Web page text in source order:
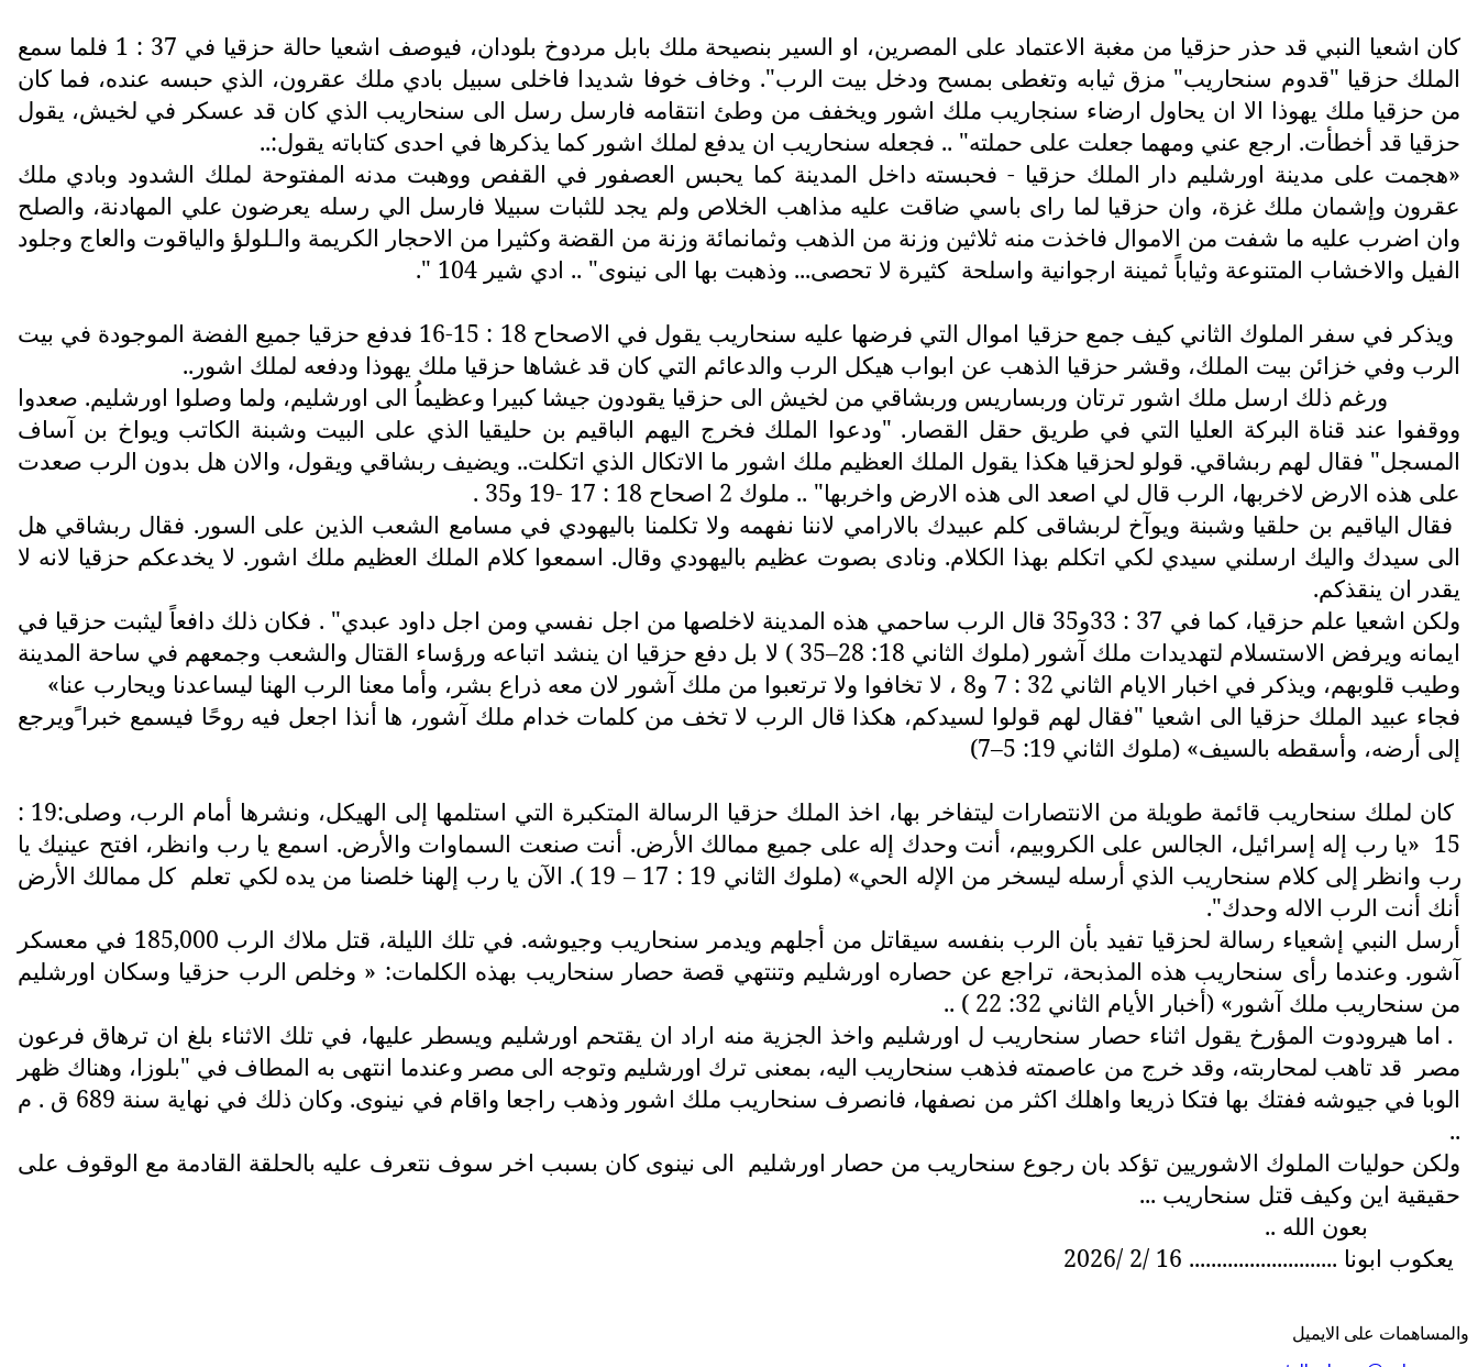
كان اشعيا النبي قد حذر حزقيا من مغبة الاعتماد على المصرين، او السير بنصيحة ملك بابل مردوخ بلودان، فيوصف اشعيا حالة حزقيا في 37 : 1 فلما سمع
الملك حزقيا "قدوم سنحاريب" مزق ثيابه وتغطى بمسح ودخل بيت الرب". وخاف خوفا شديدا فاخلى سبيل بادي ملك عقرون، الذي حبسه عنده، فما كان
من حزقيا ملك يهوذا الا ان يحاول ارضاء سنجاريب ملك اشور ويخفف من وطئ انتقامه فارسل رسل الى سنحاريب الذي كان قد عسكر في لخيش، يقول
حزقيا قد أخطأت. ارجع عني ومهما جعلت على حملته" .. فجعله سنحاريب ان يدفع لملك اشور كما يذكرها في احدى كتاباته يقول:..
«هجمت على مدينة اورشليم دار الملك حزقيا - فحبسته داخل المدينة كما يحبس العصفور في القفص ووهبت مدنه المفتوحة لملك الشدود وبادي ملك
عقرون وإشمان ملك غزة، وان حزقيا لما راى باسي ضاقت عليه مذاهب الخلاص ولم يجد للثبات سبيلا فارسل الي رسله يعرضون علي المهادنة، والصلح
وان اضرب عليه ما شفت من الاموال فاخذت منه ثلاثين وزنة من الذهب وثمانمائة وزنة من القضة وكثيرا من الاحجار الكريمة والـلولؤ والياقوت والعاج وجلود
الفيل والاخشاب المتنوعة وثياباً ثمينة ارجوانية واسلحة كثيرة لا تحصى... وذهبت بها الى نينوى" .. ادي شير 104 ".
ويذكر في سفر الملوك الثاني كيف جمع حزقيا اموال التي فرضها عليه سنحاريب يقول في الاصحاح 18 : 15-16 فدفع حزقيا جميع الفضة الموجودة في بيت
الرب وفي خزائن بيت الملك، وقشر حزقيا الذهب عن ابواب هيكل الرب والدعائم التي كان قد غشاها حزقيا ملك يهوذا ودفعه لملك اشور..
ورغم ذلك ارسل ملك اشور ترتان وربساريس وربشاقي من لخيش الى حزقيا يقودون جيشا كبيرا وعظيماُ الى اورشليم، ولما وصلوا اورشليم. صعدوا
ووقفوا عند قناة البركة العليا التي في طريق حقل القصار. "ودعوا الملك فخرج اليهم الباقيم بن حليقيا الذي على البيت وشبنة الكاتب ويواخ بن آساف
المسجل" فقال لهم ربشاقي. قولو لحزقيا هكذا يقول الملك العظيم ملك اشور ما الاتكال الذي اتكلت.. ويضيف ربشاقي ويقول، والان هل بدون الرب صعدت
على هذه الارض لاخربها، الرب قال لي اصعد الى هذه الارض واخربها" .. ملوك 2 اصحاح 18 : 17 -19 و35 .
فقال الياقيم بن حلقيا وشبنة ويوآخ لربشاقى كلم عبيدك بالارامي لاننا نفهمه ولا تكلمنا باليهودي في مسامع الشعب الذين على السور. فقال ربشاقي هل
الى سيدك واليك ارسلني سيدي لكي اتكلم بهذا الكلام. ونادى بصوت عظيم باليهودي وقال. اسمعوا كلام الملك العظيم ملك اشور. لا يخدعكم حزقيا لانه لا
يقدر ان ينقذكم.
ولكن اشعيا علم حزقيا، كما في 37 : 33و35 قال الرب ساحمي هذه المدينة لاخلصها من اجل نفسي ومن اجل داود عبدي" . فكان ذلك دافعاً ليثبت حزقيا في
ايمانه ويرفض الاستسلام لتهديدات ملك آشور (ملوك الثاني 18: 28–35 ) لا بل دفع حزقيا ان ينشد اتباعه ورؤساء القتال والشعب وجمعهم في ساحة المدينة
وطيب قلوبهم، ويذكر في اخبار الايام الثاني 32 : 7 و8 ، لا تخافوا ولا ترتعبوا من ملك آشور لان معه ذراع بشر، وأما معنا الرب الهنا ليساعدنا ويحارب عنا»
فجاء عبيد الملك حزقيا الى اشعيا "فقال لهم قولوا لسيدكم، هكذا قال الرب لا تخف من كلمات خدام ملك آشور، ها أنذا اجعل فيه روحًا فيسمع خبرا ًويرجع
إلى أرضه، وأسقطه بالسيف» (ملوك الثاني 19: 5–7)
كان لملك سنحاريب قائمة طويلة من الانتصارات ليتفاخر بها، اخذ الملك حزقيا الرسالة المتكبرة التي استلمها إلى الهيكل، ونشرها أمام الرب، وصلى:19 :
15 «يا رب إله إسرائيل، الجالس على الكروبيم، أنت وحدك إله على جميع ممالك الأرض. أنت صنعت السماوات والأرض. اسمع يا رب وانظر، افتح عينيك يا
رب وانظر إلى كلام سنحاريب الذي أرسله ليسخر من الإله الحي» (ملوك الثاني 19 : 17 – 19 ). الآن يا رب إلهنا خلصنا من يده لكي تعلم
كل ممالك الأرض
أنك أنت الرب الاله وحدك".
أرسل النبي إشعياء رسالة لحزقيا تفيد بأن الرب بنفسه سيقاتل من أجلهم ويدمر سنحاريب وجيوشه. في تلك الليلة، قتل ملاك الرب 185,000 في معسكر
آشور. وعندما رأى سنحاريب هذه المذبحة، تراجع عن حصاره اورشليم وتنتهي قصة حصار سنحاريب بهذه الكلمات: « وخلص الرب حزقيا وسكان اورشليم
من سنحاريب ملك آشور» (أخبار الأيام الثاني 32: 22 ) ..
. اما هيرودوت المؤرخ يقول اثناء حصار سنحاريب ل اورشليم واخذ الجزية منه اراد ان يقتحم اورشليم ويسطر عليها، في تلك الاثناء بلغ ان ترهاق فرعون
مصر
قد تاهب لمحاربته، وقد خرج من عاصمته فذهب سنحاريب اليه، بمعنى ترك اورشليم وتوجه الى مصر وعندما انتهى به المطاف في "بلوزا، وهناك ظهر
الوبا في جيوشه ففتك بها فتكا ذريعا واهلك اكثر من نصفها، فانصرف سنحاريب ملك اشور وذهب راجعا واقام في نينوى. وكان ذلك في نهاية سنة 689 ق . م
..
ولكن حوليات الملوك الاشوريين تؤكد بان رجوع سنحاريب من حصار اورشليم الى نينوى كان بسبب اخر سوف نتعرف عليه بالحلقة القادمة مع الوقوف على
حقيقية اين وكيف قتل سنحاريب ...
بعون الله ..
يعكوب ابونا ........................... 16 /2 /2026
والمساهمات علی الایمیل